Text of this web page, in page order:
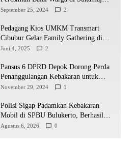
Wadah Baru untuk Kolaborasi dan
September 25, 2024 2
Pedagang Kios UMKM Transmart
Cibubur Gelar Family Gathering di
Cisarua, Pererat Silaturahmi dan
Juni 4, 2025 2
Pansus 6 DPRD Depok Dorong Perda
Penanggulangan Kebakaran untuk
Keselamatan Warga
November 29, 2024 1
Polisi Sigap Padamkan Kebakaran
Mobil di SPBU Bulukerto, Berhasil
Cegah Api Meluas
Agustus 6, 2026 0